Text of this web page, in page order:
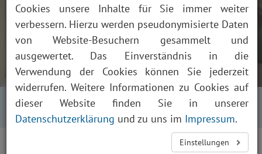
Startseite Über uns Aktuelles
Kalender
Kalender Tagesansicht
Cookies unsere Inhalte für Sie immer weiter
verbessern. Hierzu werden pseudonymisierte Daten
von Website-Besuchern gesammelt und
ausgewertet. Das Einverständnis in die
Verwendung der Cookies können Sie jederzeit
widerrufen. Weitere Informationen zu Cookies auf
dieser Website finden Sie in unserer
Datenschutzerklärung und zu uns im Impressum.
Einstellungen